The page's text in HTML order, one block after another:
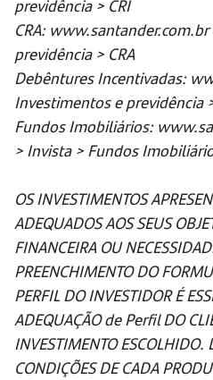
previdência > CRI
CRA:
previdência > CRA
Debêntures Incentivadas:
Investimentos e previdência
Fundos Imobiliários:
> Invista > Fundos
OS INVESTIMENTOS
ADEQUADOS AOS SEUS
FINANCEIRA OU
PREENCHIMENTO DO
PERFIL DO INVESTIDOR É
ADEQUAÇÃO de Perfil DO
INVESTIMENTO ESCOLHIDO.
CONDIÇÕES DE CADA